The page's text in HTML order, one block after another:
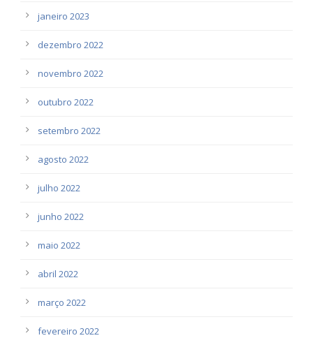
janeiro 2023
dezembro 2022
novembro 2022
outubro 2022
setembro 2022
agosto 2022
julho 2022
junho 2022
maio 2022
abril 2022
março 2022
fevereiro 2022